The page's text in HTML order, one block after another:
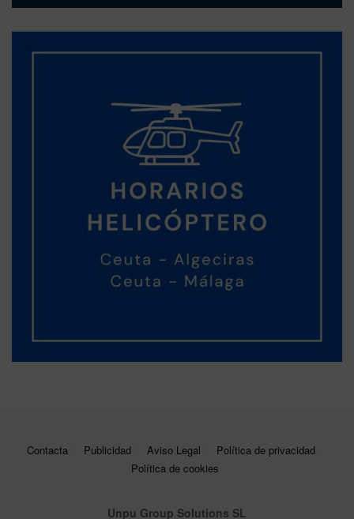
Contacta Publicidad Aviso Legal
Política de privacidad
Política de cookies
Unpu Group Solutions SL